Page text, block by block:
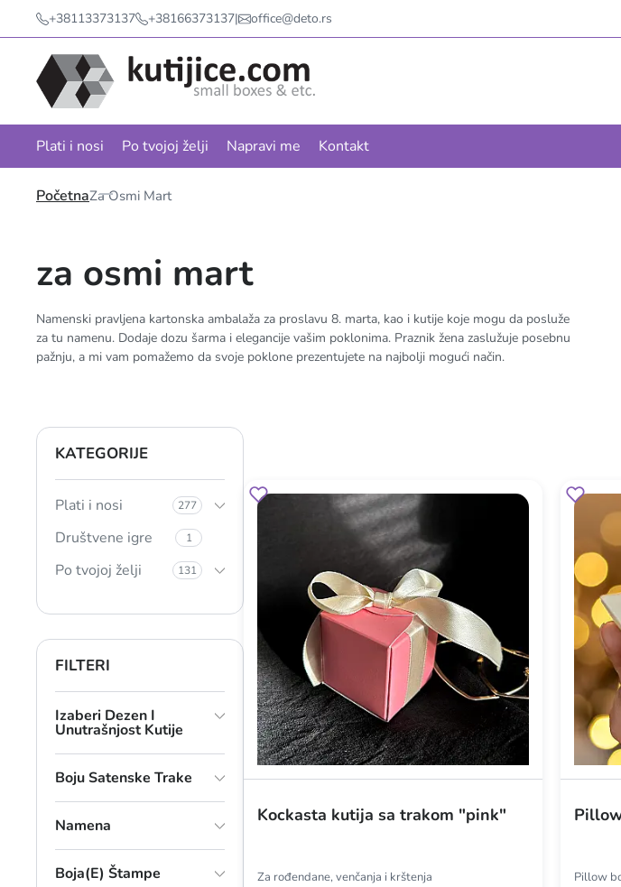
+38113373137 +38166373137| office@deto.rs
Plati i nosi Po tvojoj želji Napravi me Kontakt
PočetnaZa Osmi Mart
za osmi mart
Namenski pravljena kartonska ambalaža za proslavu 8. marta, kao i kutije koje mogu da posluže
za tu namenu. Dodaje dozu šarma i elegancije vašim poklonima. Praznik žena zaslužuje posebnu
pažnju, a mi vam pomažemo da svoje poklone prezentujete na najbolji mogući način.
KATEGORIJE
Plati i nosi 277
Društvene igre 1
Po tvojoj želji 131
FILTERI
Izaberi Dezen I
Unutrašnjost Kutije
Boju Satenske Trake
Namena
Boja(e) Štampe
Kockasta kutija sa trakom "pink"
Za rođendane, venčanja i krštenja Pillow